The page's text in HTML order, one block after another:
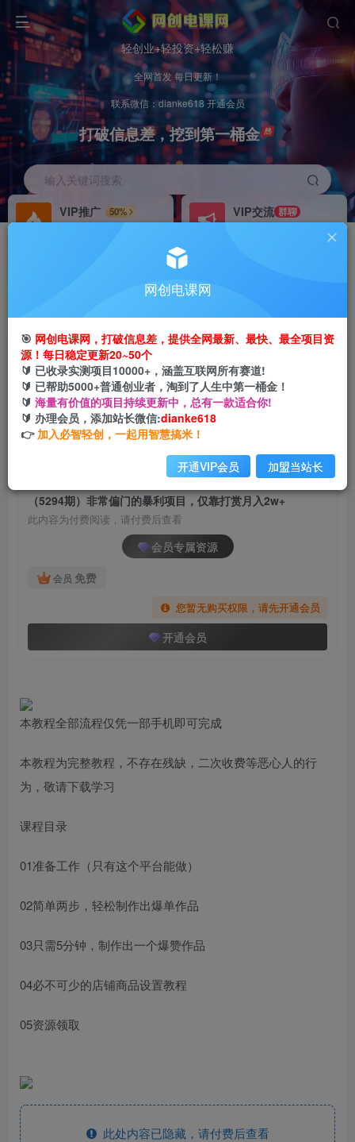
轻创业+轻投资+轻松赚
全网首发 每日更新！
联系微信：dianke618 开通会员
打破信息差，挖到第一桶金
输入关键词搜索
VIP推广
50%
VIP交流 群聊
研究探讨更多创业项目路子。
搭建同款网站，自己当老板
（5294期）非常偏门的暴利项目，仅靠打赏月入
2w+
网创电课网
2年前发布
670 50
（5294期）非常偏门的暴利项目，仅靠打赏月入2w+
此内容为付费阅读，请付费后查看
会员专属资源
会员 免费
您暂无购买权限，请先开通会员
开通会员
本教程全部流程仅凭一部手机即可完成
本教程为完整教程，不存在残缺，二次收费等恶心人的行
为，敬请下载学习
课程目录
01准备工作（只有这个平台能做）
02简单两步，轻松制作出爆单作品
03只需5分钟，制作出一个爆赞作品
04必不可少的店铺商品设置教程
05资源领取
此处内容已隐藏，请付费后查看
网创电课网
🎯 网创电课网，打破信息差，提供全网最新、最快、最全项目资
源！每日稳定更新20~50个
🔰 已收录实测项目10000+，涵盖互联网所有赛道!
🔰 已帮助5000+普通创业者，淘到了人生中第一桶金！
🔰 海量有价值的项目持续更新中，总有一款适合你!
🔰 办理会员，添加站长微信:dianke618
👉 加入必智轻创，一起用智慧搞米！
开通VIP会员 加盟当站长